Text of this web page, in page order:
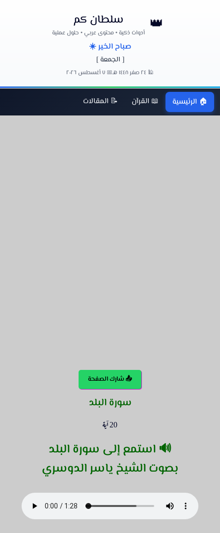
👑 سلطان كم
أدوات ذكية • محتوى عربي • حلول عملية
صباح الخير ☀️
[ الجمعة ]
🕌 ٢٤ صفر ١٤٤٨ هـ 📅 ٧ أغسطس ٢٠٢٦
🏠 الرئيسية 📖 القرآن 📝 المقالات
📤 شارك الصفحة
سورة البلد
20 آية
🔊 استمع إلى سورة البلد
بصوت الشيخ ياسر الدوسري